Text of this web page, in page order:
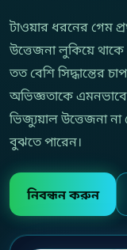
টাওয়ার ধরনের গেম
উত্তেজনা লুকিয়ে
তত বেশি সিদ্ধান্তের
অভিজ্ঞতাকে এমনভাবে
ভিজ্যুয়াল উত্তেজনা
বুঝতে পারেন।
নিবন্ধন করুন